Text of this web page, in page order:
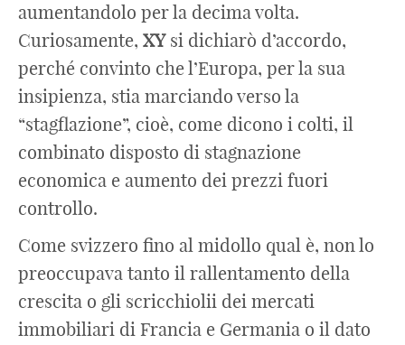
aumentandolo per la decima volta.
Curiosamente, XY si dichiarò d’accordo,
perché convinto che l’Europa, per la sua
insipienza, stia marciando verso la
“stagflazione”, cioè, come dicono i colti, il
combinato disposto di stagnazione
economica e aumento dei prezzi fuori
controllo.
Come svizzero fino al midollo qual è, non lo
preoccupava tanto il rallentamento della
crescita o gli scricchiolii dei mercati
immobiliari di Francia e Germania o il dato